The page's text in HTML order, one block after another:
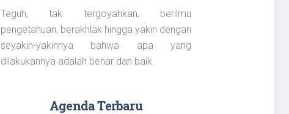
Teguh, tak tergoyahkan, berilmu
pengetahuan, berakhlak hingga yakin dengan
seyakin-yakinnya bahwa apa yang
dilakukannya adalah benar dan baik.
Agenda Terbaru